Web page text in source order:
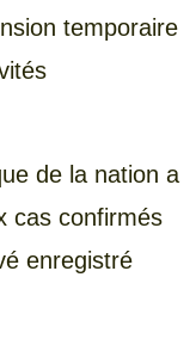
temporaire
de la nation a
cas confirmés
enregistré